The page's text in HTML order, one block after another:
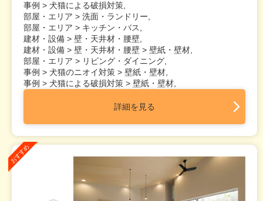
事例 > 犬猫による破損対策,
部屋・エリア > 洗面・ランドリー,
部屋・エリア > キッチン・バス,
建材・設備 > 壁・天井材・腰壁,
建材・設備 > 壁・天井材・腰壁 > 壁紙・壁材,
部屋・エリア > リビング・ダイニング,
事例 > 犬猫のニオイ対策 > 壁紙・壁材,
事例 > 犬猫による破損対策 > 壁紙・壁材,
詳細を見る